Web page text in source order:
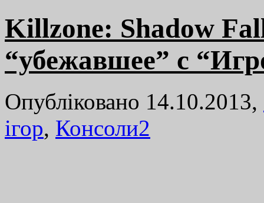
Killzone: Shadow
“убежавшее” с
Опубліковано 14.10.2013,
ігор, Консоли2